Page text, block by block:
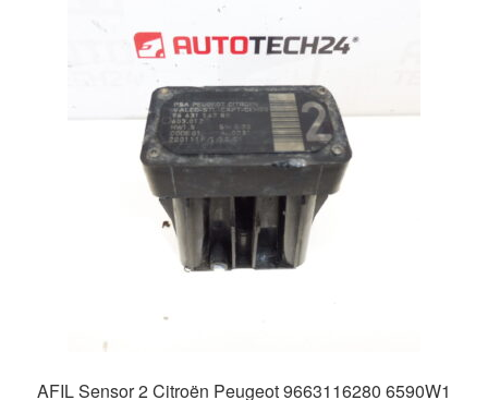
AFIL Sensor 2 Citroën Peugeot 9663116280 6590W1